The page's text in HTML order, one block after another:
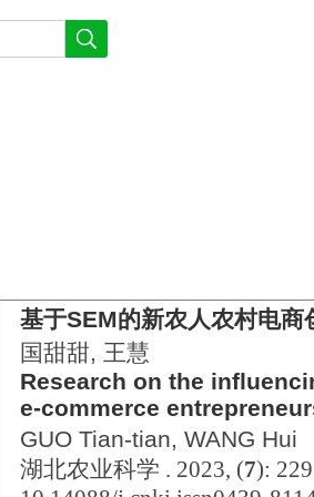
基于SEM的新农人农村电商
国甜甜, 王慧
Research on the
e-commerce
GUO Tian-tian, WANG Hui
湖北农业科学 . 2023, (7):